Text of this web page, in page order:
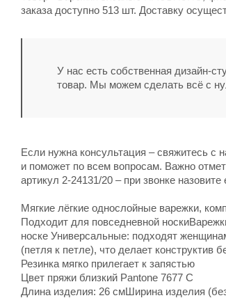
заказа доступно 513 шт. Доставку
У нас есть собственная дизайн-
товар. Мы можем сделать всё с
Если нужна консультация – свяжитесь
и поможет по всем вопросам. Важно
артикул 2-24131/20 – при звонке
Мягкие лёгкие однослойные варежки,
Подходит для повседневной
носке Универсальные: подходят
(петля к петле), что делает конструктив
Резинка мягко прилегает к запястью
Цвет пряжи близкий Pantonе 7677 С
Длина изделия: 26 смШирина изделия